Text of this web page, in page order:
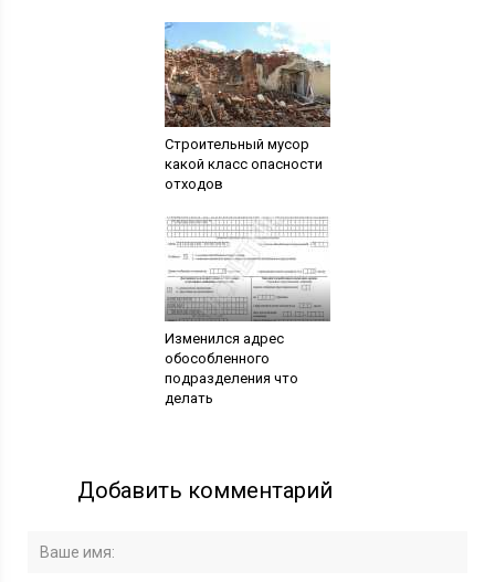
Строительный мусор
какой класс опасности
отходов
Изменился адрес
обособленного
подразделения что
делать
Добавить комментарий